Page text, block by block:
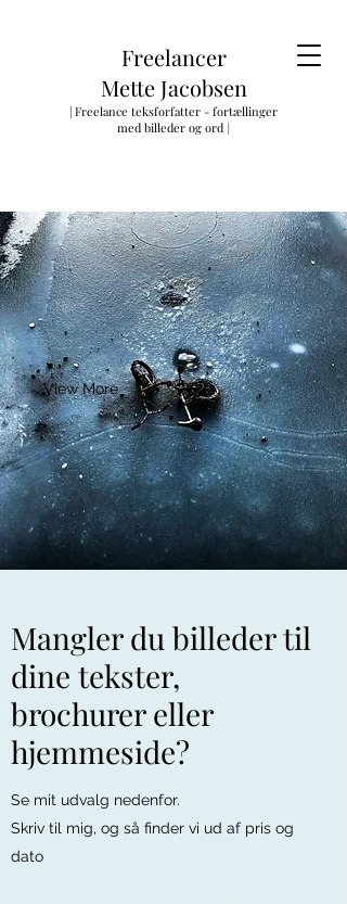
Freelancer
Mette Jacobsen
| Freelance teksforfatter - fortællinger
med billeder og ord |
View More
Mangler du billeder til
dine tekster,
brochurer eller
hjemmeside?
Se mit udvalg nedenfor.
Skriv til mig, og så finder vi ud af pris og
dato